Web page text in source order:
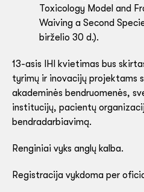
Toxicology Model and
Waiving a Second
birželio 30 d.).
13-asis IHI kvietimas bus
tyrimų ir inovacijų projektams
akademinės bendruomenės,
institucijų, pacientų
bendradarbiavimą.
Renginiai vyks anglų kalba.
Registracija vykdoma per